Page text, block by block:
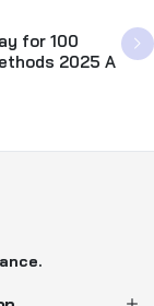
for 100
2025 A